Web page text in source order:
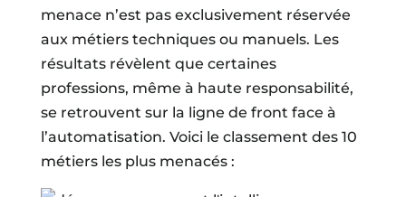
menace n’est pas exclusivement réservée
aux métiers techniques ou manuels. Les
résultats révèlent que certaines
professions, même à haute responsabilité,
se retrouvent sur la ligne de front face à
l’automatisation. Voici le classement des 10
métiers les plus menacés :